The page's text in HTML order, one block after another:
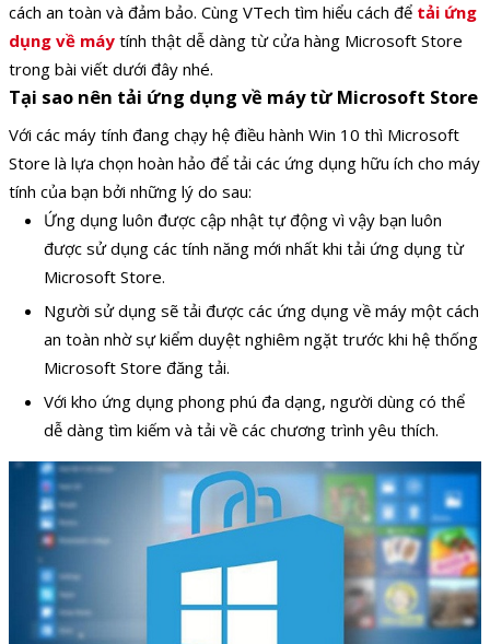
cách an toàn và đảm bảo. Cùng VTech tìm hiểu cách để tải ứng
dụng về máy tính thật dễ dàng từ cửa hàng Microsoft Store
trong bài viết dưới đây nhé.
Tại sao nên tải ứng dụng về máy từ Microsoft Store
Với các máy tính đang chạy hệ điều hành Win 10 thì Microsoft
Store là lựa chọn hoàn hảo để tải các ứng dụng hữu ích cho máy
tính của bạn bởi những lý do sau:
Ứng dụng luôn được cập nhật tự động vì vậy bạn luôn
được sử dụng các tính năng mới nhất khi tải ứng dụng từ
Microsoft Store.
Người sử dụng sẽ tải được các ứng dụng về máy một cách
an toàn nhờ sự kiểm duyệt nghiêm ngặt trước khi hệ thống
Microsoft Store đăng tải.
Với kho ứng dụng phong phú đa dạng, người dùng có thể
dễ dàng tìm kiếm và tải về các chương trình yêu thích.